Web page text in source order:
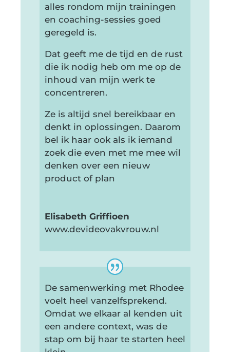
alles rondom mijn trainingen
en coaching-sessies goed
geregeld is.
Dat geeft me de tijd en de rust
die ik nodig heb om me op de
inhoud van mijn werk te
concentreren.
Ze is altijd snel bereikbaar en
denkt in oplossingen. Daarom
bel ik haar ook als ik iemand
zoek die even met me mee wil
denken over een nieuw
product of plan
Elisabeth Griffioen
www.devideovakvrouw.nl
De samenwerking met Rhodee
voelt heel vanzelfsprekend.
Omdat we elkaar al kenden uit
een andere context, was de
stap om bij haar te starten heel